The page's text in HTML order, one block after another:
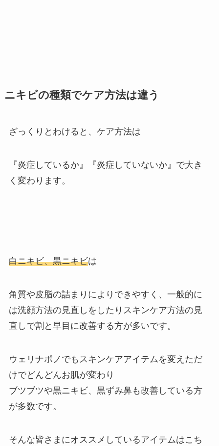
ニキビの種類でケア方法は違う
ざっくりとわけると、ケア方法は
『炎症しているか』『炎症していないか』で大き
く変わります。
白ニキビ、黒ニキビは
角質や皮脂の詰まりによりできやすく、一般的に
は洗顔方法の見直しをしたりスキンケア方法の見
直しで割と早目に改善する方が多いです。
ウェリナポノでもスキンケアアイテムを変えただ
けでどんどんお肌が変わり
ブツブツや黒ニキビ、黒ずみ鼻も改善している方
が多数です。
そんな皆さまにオススメしているアイテムはこち